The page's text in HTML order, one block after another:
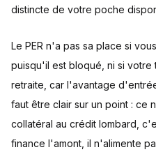
distincte de votre poche
Le PER n'a pas sa place si
puisqu'il est bloqué, ni si votre
retraite, car l'avantage
faut être clair sur un point : ce
collatéral au crédit lombard,
finance l'amont, il n'alimente